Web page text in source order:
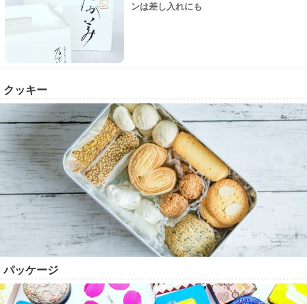
ンは差し入れにも
クッキー
パッケージ